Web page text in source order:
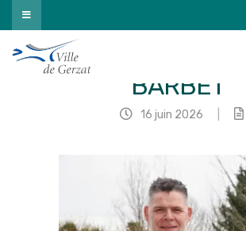
Passer
au
contenu
BARBET
16 juin 2026